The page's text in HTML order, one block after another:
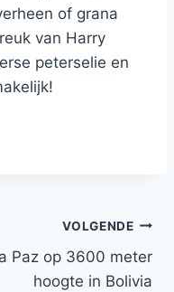
of grana
van Harry
peterselie en
VOLGENDE
Paz op 3600 meter
hoogte in Bolivia